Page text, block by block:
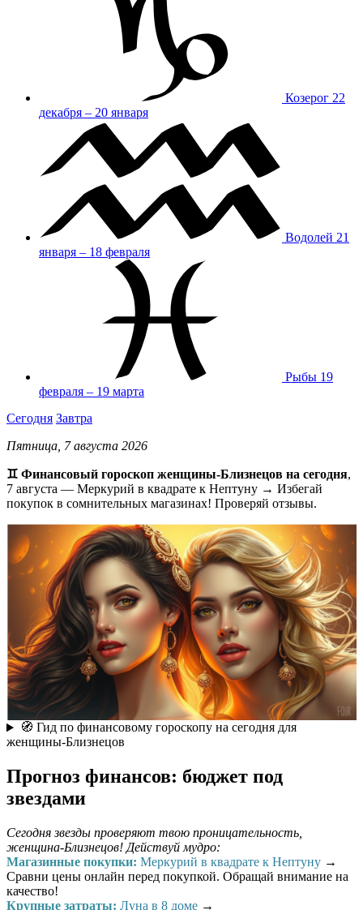
Козерог 22
декабря – 20 января
Водолей 21
января – 18 февраля
Рыбы 19
февраля – 19 марта
Сегодня Завтра
Пятница, 7 августа 2026
♊ Финансовый гороскоп женщины-Близнецов на сегодня,
7 августа — Меркурий в квадрате к Нептуну → Избегай
покупок в сомнительных магазинах! Проверяй отзывы.
🧭 Гид по финансовому гороскопу на сегодня для
женщины-Близнецов
Прогноз финансов: бюджет под
звездами
Сегодня звезды проверяют твою проницательность,
женщина-Близнецов! Действуй мудро:
Магазинные покупки: Меркурий в квадрате к Нептуну →
Сравни цены онлайн перед покупкой. Обращай внимание на
качество!
Крупные затраты: Луна в 8 доме →